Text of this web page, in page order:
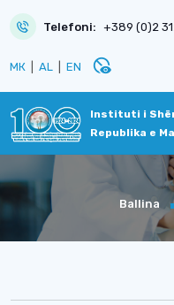
Telefoni: +389 (0)2
МК AL EN disabled_visible
Instituti i
Republika e
Ballina